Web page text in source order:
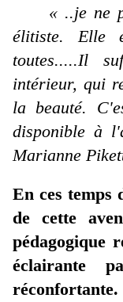
« ..je ne
élitiste. Elle
toutes.....Il
intérieur, qui
la beauté.
disponible à
Marianne
En ces temps
de cette
pédagogique
éclairante
réconfortante.